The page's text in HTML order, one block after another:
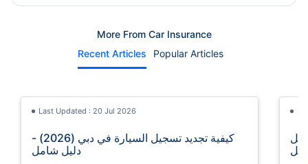
More From Car Insurance
Recent Articles
Popular Articles
Last Updated : 20 Jul 2026
كيفية تجديد تسجيل السيارة في دبي (2026) -
دليل شامل
(2026) - دليل